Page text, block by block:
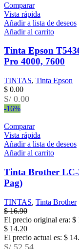
Comparar
Vista rápida
Añadir a lista de deseos
Añadir al carrito
Tinta Epson
Pro 4000, 7600
TINTAS, Tinta Epson
$ 0.00
S/ 0.00
-16%
Comparar
Vista rápida
Añadir a lista de deseos
Añadir al carrito
Tinta Brother LC-
Pag)
TINTAS, Tinta Brother
$16.90
El precio original era: $
$ 14.20
El precio actual es: $
S/ 52.54